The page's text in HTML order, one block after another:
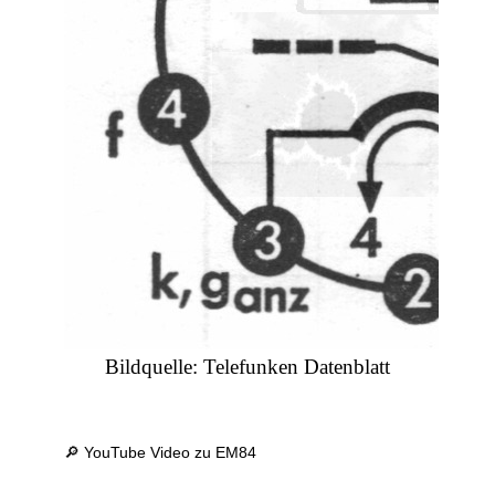
Bildquelle: Telefunken Datenblatt
🔎 YouTube Video zu EM84